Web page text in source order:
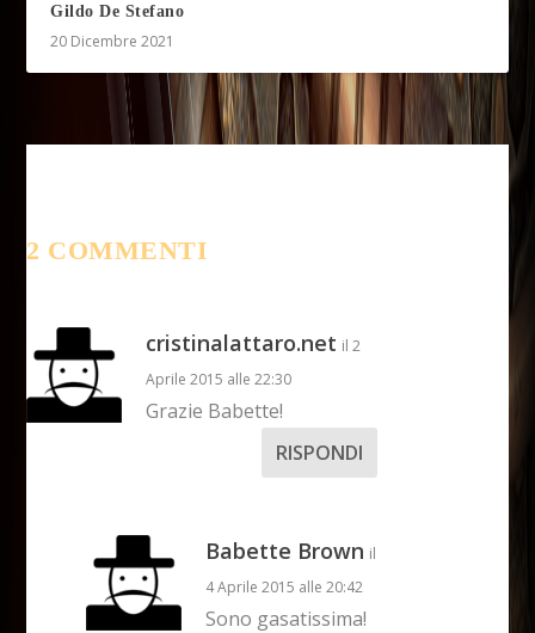
Gildo De Stefano
20 Dicembre 2021
2 COMMENTI
cristinalattaro.net il 2
Aprile 2015 alle 22:30
Grazie Babette!
RISPONDI
Babette Brown il
4 Aprile 2015 alle 20:42
Sono gasatissima!